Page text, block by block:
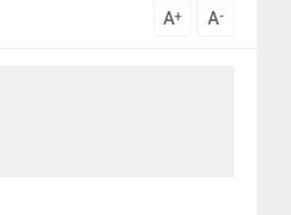
A+ A-